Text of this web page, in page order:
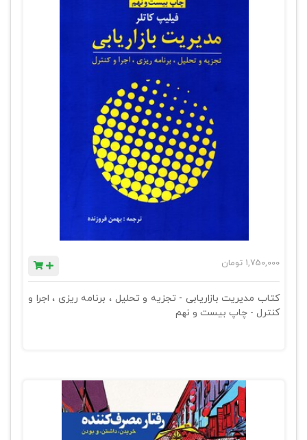
1,750,000 تومان
کتاب مدیریت بازاریابی - تجزیه و تحلیل ، برنامه ریزی ، اجرا و
کنترل - چاپ بیست و نهم